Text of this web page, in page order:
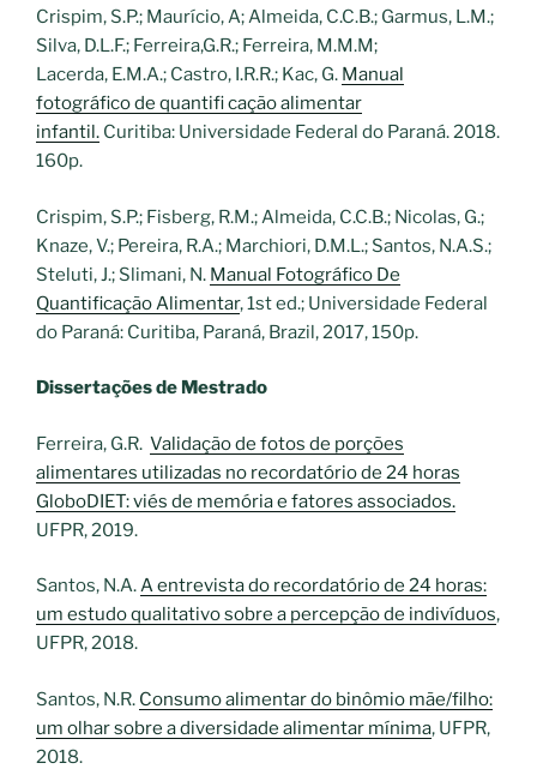
Crispim, S.P.; Maurício, A; Almeida, C.C.B.; Garmus, L.M.;
Silva, D.L.F.; Ferreira,G.R.; Ferreira, M.M.M;
Lacerda, E.M.A.; Castro, I.R.R.; Kac, G. Manual
fotográfico de quantifi cação alimentar
infantil. Curitiba: Universidade Federal do Paraná. 2018.
160p.
Crispim, S.P.; Fisberg, R.M.; Almeida, C.C.B.; Nicolas, G.;
Knaze, V.; Pereira, R.A.; Marchiori, D.M.L.; Santos, N.A.S.;
Steluti, J.; Slimani, N. Manual Fotográfico De
Quantificação Alimentar, 1st ed.; Universidade Federal
do Paraná: Curitiba, Paraná, Brazil, 2017, 150p.
Dissertações de Mestrado
Ferreira, G.R. Validação de fotos de porções
alimentares utilizadas no recordatório de 24 horas
GloboDIET: viés de memória e fatores associados.
UFPR, 2019.
Santos, N.A.A entrevista do recordatório de 24 horas:
um estudo qualitativo sobre a percepção de indivíduos,
UFPR, 2018.
Santos, N.R. Consumo alimentar do binômio mãe/filho:
um olhar sobre a diversidade alimentar mínima, UFPR,
2018.